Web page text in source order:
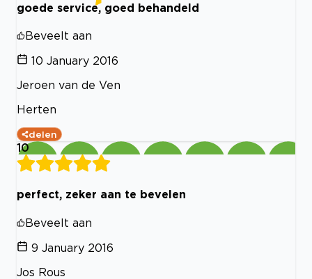
goede service, goed behandeld
Beveelt aan
10 January 2016
Jeroen van de Ven
Herten
delen
10
perfect, zeker aan te bevelen
Beveelt aan
9 January 2016
Jos Rous